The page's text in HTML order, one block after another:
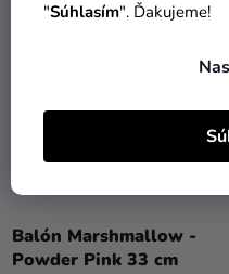
"Súhlasím". Ďakujeme!
Balón Marshmallow -
Powder Pink 33 cm